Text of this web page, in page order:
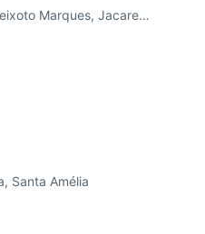
R. Eng.agr Paulo Christiani Peixoto Marques, Jacarecica
Santa Amélia